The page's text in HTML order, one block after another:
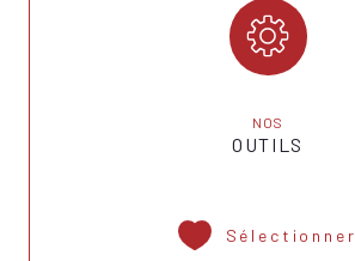
NOS
OUTILS
Sélectionner